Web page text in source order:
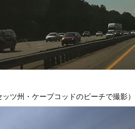
ツ州・ケープコッドのビーチで撮影）